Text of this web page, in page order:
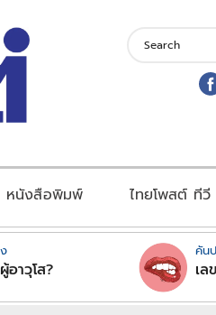
หนังสือพิมพ์ ไทยโพสต์ ทีวี
าวุโส?
คัน
เล